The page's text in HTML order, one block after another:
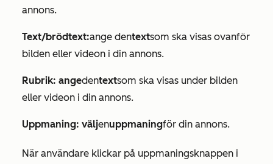
annons.
Text/brödtext:ange dentextsom ska visas ovanför
bilden eller videon i din annons.
Rubrik: angedentextsom ska visas under bilden
eller videon i din annons.
Uppmaning: väljenuppmaningför din annons.
När användare klickar på uppmaningsknappen i